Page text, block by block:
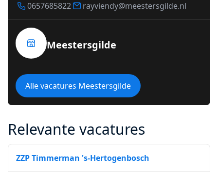
0657685822 rayviendy@meestersgilde.nl
Meestersgilde
Alle vacatures Meestersgilde
Relevante vacatures
ZZP Timmerman 's-Hertogenbosch